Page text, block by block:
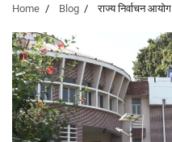
Home Blog राज्य निर्वाचन आयोग